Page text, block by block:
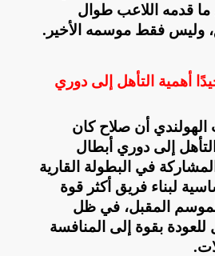
قدمه اللاعب طوال
وليس فقط موسمه الأخير .
أهمية التأهل إلى دوري
أن صلاح كان
إلى دوري أبطال
المشاركة في البطولة القارية
لبناء فريق أكثر قوة
المقبل، في ظل
بقوة إلى المنافسة
.